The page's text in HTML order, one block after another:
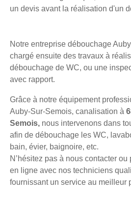
un devis avant la réalisation d'un
Notre entreprise débouchage
chargé ensuite des travaux à
débouchage de WC, ou une
avec rapport.
Grâce à notre équipement
Auby-Sur-Semois, canalisation à
Semois, nous intervenons dans
afin de débouchage les WC,
bain, évier, baignoire, etc.
N’hésitez pas à nous contacter
en ligne avec nos techniciens
fournissant un service au meilleur